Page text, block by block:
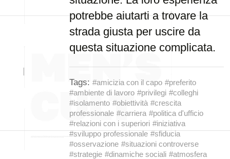
potrebbe aiutarti a trovare la
strada giusta per uscire da
questa situazione complicata.
Tags: #amicizia con il capo #preferito
#ambiente di lavoro #privilegi #colleghi
#isolamento #obiettività #crescita
professionale #carriera #politica d'ufficio
#relazioni con i superiori #iniziativa
#sviluppo professionale #sfiducia
#osservazione #situazioni controverse
#strategie #dinamiche sociali #atmosfera